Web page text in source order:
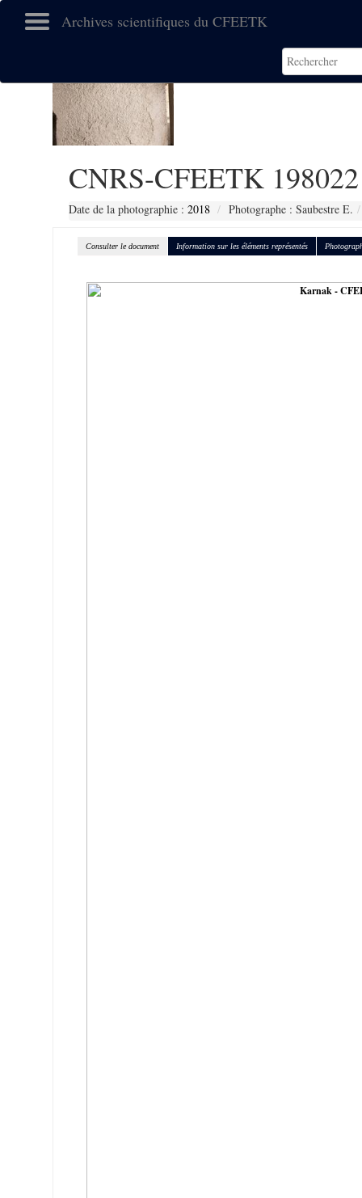
Archives scientifiques du CFEETK
CNRS-CFEETK 198022
Date de la photographie : 2018 Photographe : Saubestre E.
Consulter le document Information sur les éléments représentés